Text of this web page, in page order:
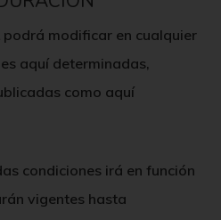
podrá modificar en cualquier
aquí determinadas,
como aquí
condiciones irá en función
vigentes hasta